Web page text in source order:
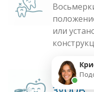
или
зубов